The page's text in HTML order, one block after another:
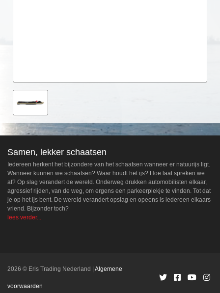
Samen, lekker schaatsen
Iedereen herkent het bijzondere van het schaatsen wanneer er natuurijs ligt.
Wanneer kunnen we schaatsen? Waar houdt het ijs? Hoe laat spreken we
af? Op slag verandert de wereld. Onderweg drukken automobilisten elkaar,
agressief rijden, van de weg, om ergens een parkeerplekje te vinden. Tot dat
je op het ijs bent. De wereld verandert opslag en opeens is iedereen elkaars
vriend. Bijzonder toch?
lees verder...
2026 © Eris Trading Nederland Algemene
voorwaarden